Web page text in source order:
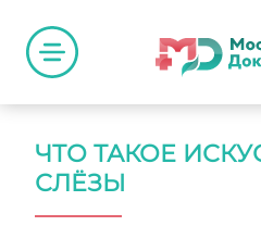
ЧТО ТАКОЕ
СЛЁЗЫ